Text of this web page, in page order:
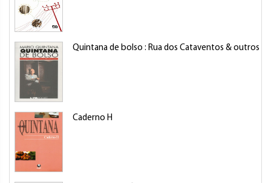
Quintana de bolso : Rua dos Cataventos & outros
Caderno H